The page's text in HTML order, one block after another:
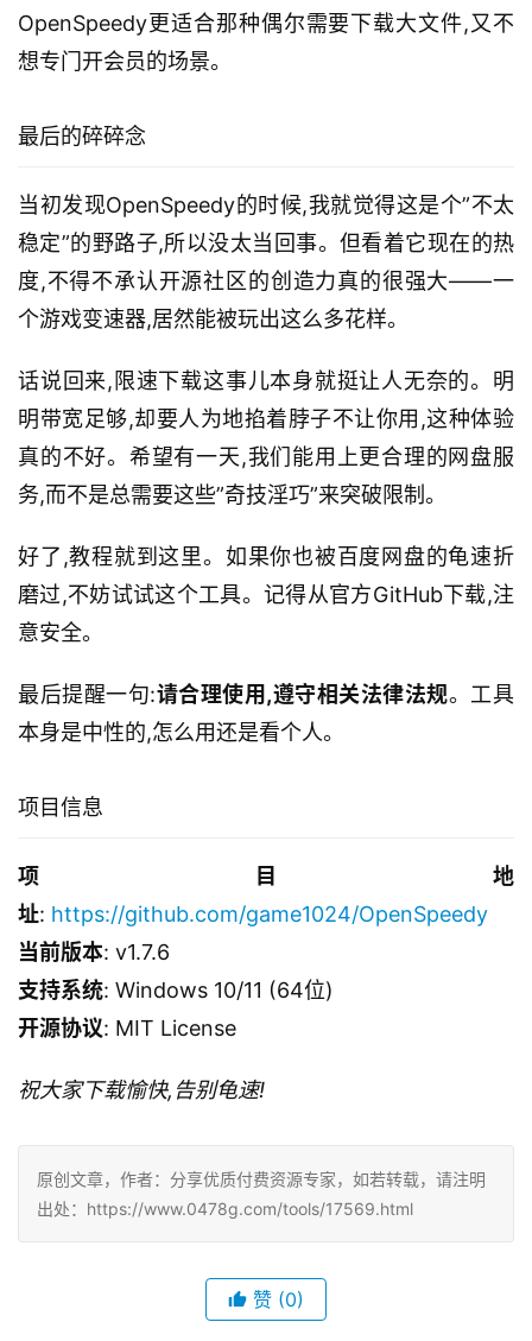
OpenSpeedy更适合那种偶尔需要下载大文件,又不
想专门开会员的场景。
最后的碎碎念
当初发现OpenSpeedy的时候,我就觉得这是个”不太
稳定”的野路子,所以没太当回事。但看着它现在的热
度,不得不承认开源社区的创造力真的很强大——一
个游戏变速器,居然能被玩出这么多花样。
话说回来,限速下载这事儿本身就挺让人无奈的。明
明带宽足够,却要人为地掐着脖子不让你用,这种体验
真的不好。希望有一天,我们能用上更合理的网盘服
务,而不是总需要这些”奇技淫巧”来突破限制。
好了,教程就到这里。如果你也被百度网盘的龟速折
磨过,不妨试试这个工具。记得从官方GitHub下载,注
意安全。
最后提醒一句:请合理使用,遵守相关法律法规。工具
本身是中性的,怎么用还是看个人。
项目信息
项目地
址: https://github.com/game1024/OpenSpeedy
当前版本: v1.7.6
支持系统: Windows 10/11 (64位)
开源协议: MIT License
祝大家下载愉快,告别龟速!
原创文章，作者：分享优质付费资源专家，如若转载，请注明
出处：https://www.0478g.com/tools/17569.html
赞 (0)